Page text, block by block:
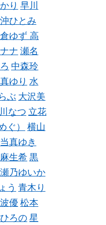
り 早川
沖ひとみ
ゆず 高
ナ 瀬名
中森玲
ゆり 水
ぶ 大沢美
なつ 立花
ぐ）
横山
当真ゆき
麻生希 黒
瀬乃ゆいか
う 青木り
優 松本
ろの星